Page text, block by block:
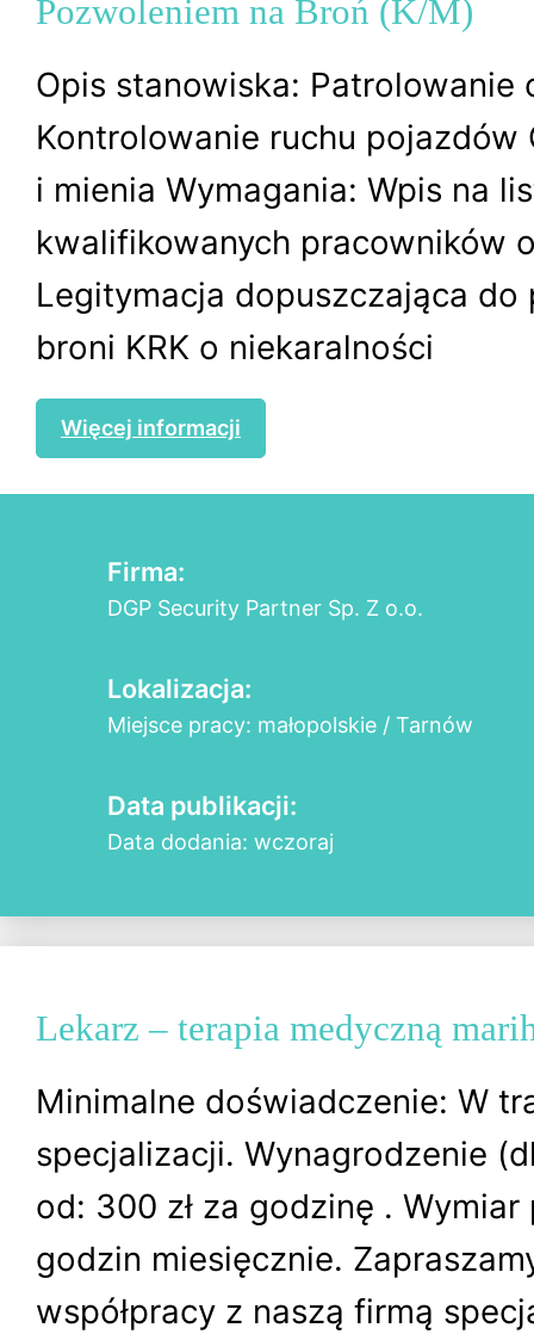
Pozwoleniem na Broń (K/M)
Opis stanowiska: Patrolowanie
Kontrolowanie ruchu pojazdów
i mienia Wymagania: Wpis na
kwalifikowanych pracowników
Legitymacja dopuszczająca do
broni KRK o niekaralności
Więcej informacji
Firma:
DGP Security Partner Sp. Z o.o.
Lokalizacja:
Miejsce pracy: małopolskie / Tarnów
Data publikacji:
Data dodania: wczoraj
Lekarz – terapia medyczną
Minimalne doświadczenie: W
specjalizacji. Wynagrodzenie
od: 300 zł za godzinę .
godzin miesięcznie.
współpracy z naszą firmą